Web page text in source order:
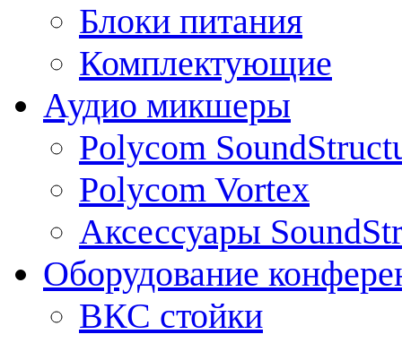
Блоки питания
Комплектующие
Аудио микшеры
Polycom
Polycom Vortex
Аксессуары
Оборудование
ВКС стойки